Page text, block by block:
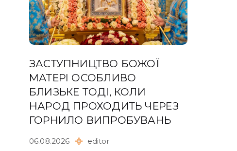
ЗАСТУПНИЦТВО БОЖОЇ
МАТЕРІ ОСОБЛИВО
БЛИЗЬКЕ ТОДІ, КОЛИ
НАРОД ПРОХОДИТЬ ЧЕРЕЗ
ГОРНИЛО ВИПРОБУВАНЬ
06.08.2026 editor